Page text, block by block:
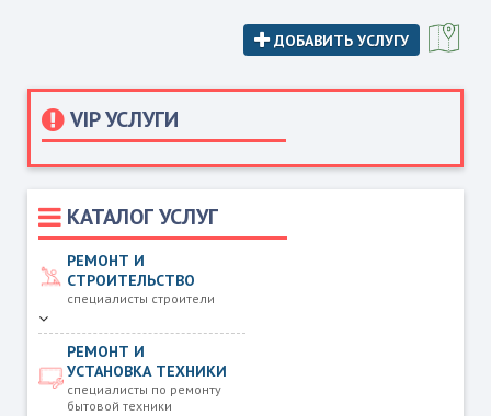
VIP УСЛУГИ
КАТАЛОГ УСЛУГ
РЕМОНТ И
СТРОИТЕЛЬСТВО
специалисты строители
РЕМОНТ И
УСТАНОВКА ТЕХНИКИ
специалисты по ремонту
бытовой техники
ДОБАВИТЬ УСЛУГУ